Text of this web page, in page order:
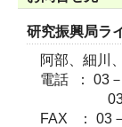
研究振興局ラ
阿部、細川
電話 ： 03
03－
FAX ： 03